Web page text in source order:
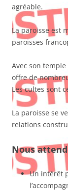
agréable.
La paroisse est
paroisses
Avec son
offre de
Les cultes sont
La paroisse se
relations
Nous
Un intérêt